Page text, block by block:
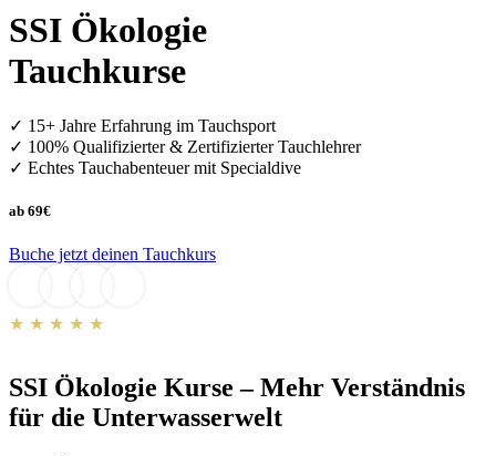
SSI Ökologie
Tauchkurse
✓ 15+ Jahre Erfahrung im Tauchsport
✓ 100% Qualifizierter & Zertifizierter Tauchlehrer
✓ Echtes Tauchabenteuer mit Specialdive
ab 69€
Buche jetzt deinen Tauchkurs
★ ★ ★ ★ ★
SSI Ökologie Kurse – Mehr Verständnis
für die Unterwasserwelt